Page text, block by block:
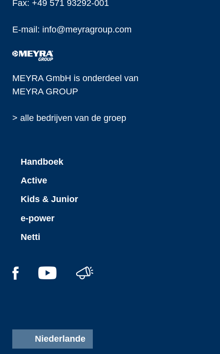
Fax: +49 571 93292-001
E-mail: info@meyragroup.com
MEYRA GmbH is onderdeel van
MEYRA GROUP
> alle bedrijven van de groep
Handboek
Active
Kids & Junior
e-power
Netti
Niederlande